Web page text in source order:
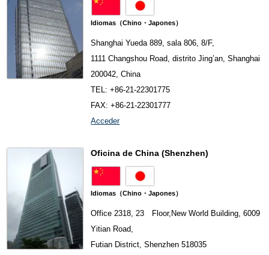
Idiomas（Chino・Japones）
Shanghai Yueda 889, sala 806, 8/F,
1111 Changshou Road, distrito Jing’an, Shanghai
200042, China
TEL: +86-21-22301775
FAX: +86-21-22301777
Acceder
Oficina de China (Shenzhen)
Idiomas（Chino・Japones）
Office 2318, 23 Floor,New World Building, 6009
Yitian Road,
Futian District, Shenzhen 518035